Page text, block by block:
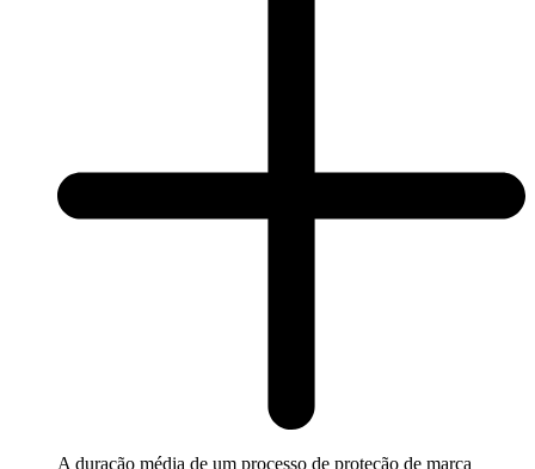
A duração média de um processo de proteção de marca